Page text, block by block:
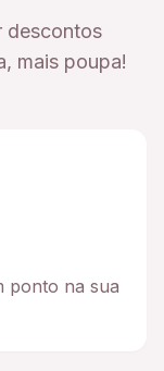
descontos
mais poupa!
ponto na sua